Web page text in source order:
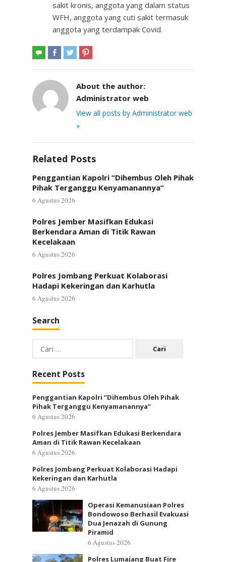
sakit kronis, anggota yang dalam status
WFH, anggota yang cuti sakit termasuk
anggota yang terdampak Covid.
About the author:
Administrator web
View all posts by Administrator web
»
Related Posts
Penggantian Kapolri “Dihembus Oleh Pihak
Pihak Terganggu Kenyamanannya”
6 Agustus 2026
Polres Jember Masifkan Edukasi
Berkendara Aman di Titik Rawan
Kecelakaan
6 Agustus 2026
Polres Jombang Perkuat Kolaborasi
Hadapi Kekeringan dan Karhutla
6 Agustus 2026
Search
Cari
untuk:
Recent Posts
Penggantian Kapolri “Dihembus Oleh Pihak
Pihak Terganggu Kenyamanannya”
6 Agustus 2026
Polres Jember Masifkan Edukasi Berkendara
Aman di Titik Rawan Kecelakaan
6 Agustus 2026
Polres Jombang Perkuat Kolaborasi Hadapi
Kekeringan dan Karhutla
6 Agustus 2026
Operasi Kemanusiaan Polres
Bondowoso Berhasil Evakuasi
Dua Jenazah di Gunung
Piramid
6 Agustus 2026
Polres Lumajang Buat Fire